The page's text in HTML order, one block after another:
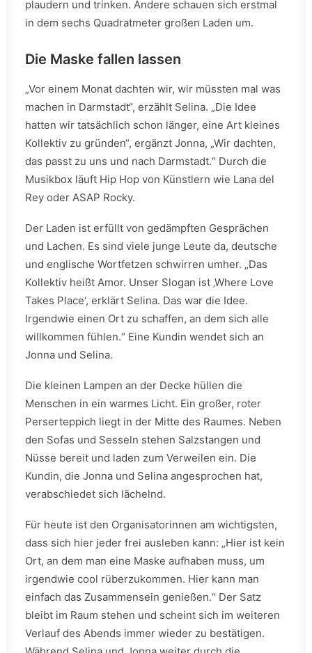
plaudern und trinken. Andere schauen sich erstmal
in dem sechs Quadratmeter großen Laden um.
Die Maske fallen lassen
„Vor einem Monat dachten wir, wir müssten mal was
machen in Darmstadt“, erzählt Selina. „Die Idee
hatten wir tatsächlich schon länger, eine Art kleines
Kollektiv zu gründen“, ergänzt Jonna, „Wir dachten,
das passt zu uns und nach Darmstadt.“ Durch die
Musikbox läuft Hip Hop von Künstlern wie Lana del
Rey oder ASAP Rocky.
Der Laden ist erfüllt von gedämpften Gesprächen
und Lachen. Es sind viele junge Leute da, deutsche
und englische Wortfetzen schwirren umher. „Das
Kollektiv heißt Amor. Unser Slogan ist ‚Where Love
Takes Place‘, erklärt Selina. Das war die Idee.
Irgendwie einen Ort zu schaffen, an dem sich alle
willkommen fühlen.“ Eine Kundin wendet sich an
Jonna und Selina.
Die kleinen Lampen an der Decke hüllen die
Menschen in ein warmes Licht. Ein großer, roter
Perserteppich liegt in der Mitte des Raumes. Neben
den Sofas und Sesseln stehen Salzstangen und
Nüsse bereit und laden zum Verweilen ein. Die
Kundin, die Jonna und Selina angesprochen hat,
verabschiedet sich lächelnd.
Für heute ist den Organisatorinnen am wichtigsten,
dass sich hier jeder frei ausleben kann: „Hier ist kein
Ort, an dem man eine Maske aufhaben muss, um
irgendwie cool rüberzukommen. Hier kann man
einfach das Zusammensein genießen.“ Der Satz
bleibt im Raum stehen und scheint sich im weiteren
Verlauf des Abends immer wieder zu bestätigen.